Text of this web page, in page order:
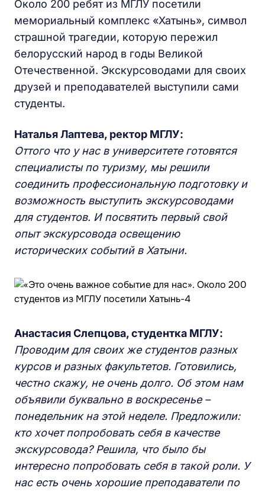
Около 200 ребят из МГЛУ посетили
мемориальный комплекс «Хатынь», символ
страшной трагедии, которую пережил
белорусский народ в годы Великой
Отечественной. Экскурсоводами для своих
друзей и преподавателей выступили сами
студенты.
Наталья Лаптева, ректор МГЛУ:
Оттого что у нас в университете готовятся
специалисты по туризму, мы решили
соединить профессиональную подготовку и
возможность выступить экскурсоводами
для студентов. И посвятить первый свой
опыт экскурсовода освещению
исторических событий в Хатыни.
Анастасия Слепцова, студентка МГЛУ:
Проводим для своих же студентов разных
курсов и разных факультетов. Готовились,
честно скажу, не очень долго. Об этом нам
объявили буквально в воскресенье –
понедельник на этой неделе. Предложили:
кто хочет попробовать себя в качестве
экскурсовода? Решила, что было бы
интересно попробовать себя в такой роли. У
нас есть очень хорошие преподаватели по